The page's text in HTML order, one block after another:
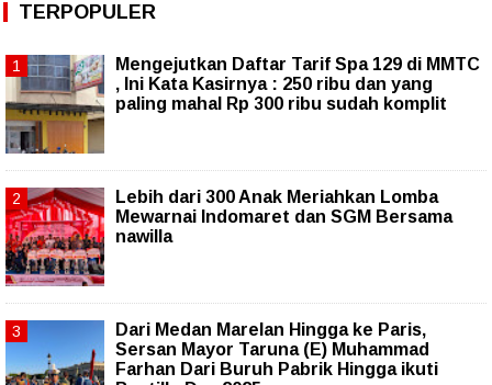
TERPOPULER
Mengejutkan Daftar Tarif Spa 129 di MMTC
, Ini Kata Kasirnya : 250 ribu dan yang
paling mahal Rp 300 ribu sudah komplit
Lebih dari 300 Anak Meriahkan Lomba
Mewarnai Indomaret dan SGM Bersama
nawilla
‎Dari Medan Marelan Hingga ke Paris,
Sersan Mayor Taruna (E) Muhammad
Farhan Dari Buruh Pabrik Hingga ikuti